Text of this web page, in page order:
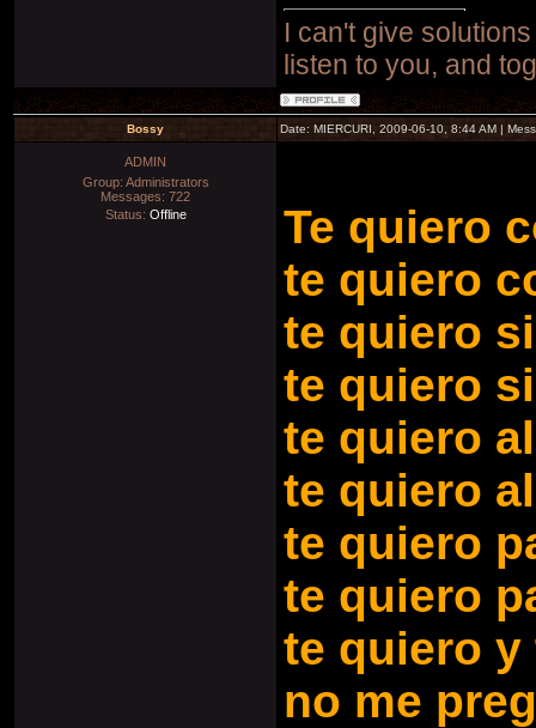
I can't give
listen to you, and
Bossy Date: MIERCURI, 2009-06-10, 8:44 AM |
ADMIN
Group: Administrators
Messages: 722
Status: Offline
Te quiero
te quiero
te quiero
te quiero
te quiero
te quiero
te quiero
te quiero
te quiero y
no me